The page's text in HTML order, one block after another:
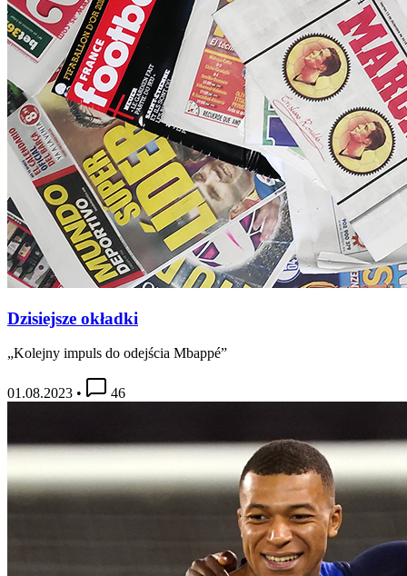
Dzisiejsze okładki
„Kolejny impuls do odejścia Mbappé”
01.08.2023 • 46